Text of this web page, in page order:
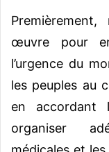
œuvre pour
l’urgence du
les peuples au
en accordant
organiser